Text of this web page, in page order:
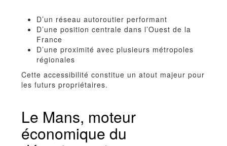
D’un réseau autoroutier performant
D’une position centrale dans l’Ouest de la
France
D’une proximité avec plusieurs métropoles
régionales
Cette accessibilité constitue un atout majeur pour
les futurs propriétaires.
Le Mans, moteur
économique du